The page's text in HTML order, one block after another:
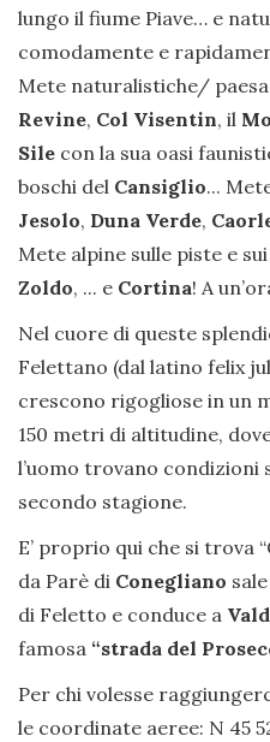
lungo il fiume Piave… e
comodamente e
Mete naturalistiche/
Revine, Col Visentin, il
Sile con la sua oasi
boschi del Cansiglio...
Jesolo, Duna Verde,
Mete alpine sulle piste e
Zoldo, ... e Cortina! A
Nel cuore di queste
Felettano (dal latino felix
crescono rigogliose in un
150 metri di altitudine,
l’uomo trovano condizioni
secondo stagione.
E’ proprio qui che si trova
da Parè di Conegliano
di Feletto e conduce a
famosa “strada del
Per chi volesse
le coordinate aeree: N 45 52′